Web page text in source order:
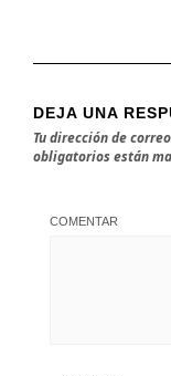
DEJA UNA
Tu dirección de
obligatorios están
COMENTAR